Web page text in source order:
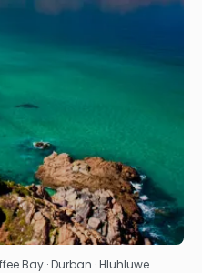
Bay · Durban · Hluhluwe